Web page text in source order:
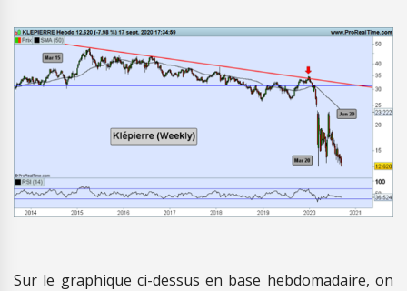
Sur le graphique ci-dessus en base hebdomadaire, on